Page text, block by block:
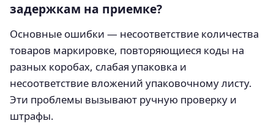
задержкам на приемке?
Основные ошибки — несоответствие количества
товаров маркировке, повторяющиеся коды на
разных коробах, слабая упаковка и
несоответствие вложений упаковочному листу.
Эти проблемы вызывают ручную проверку и
штрафы.